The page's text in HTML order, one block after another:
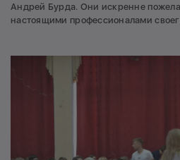
Андрей Бурда. Они искренне
настоящими профессионалами